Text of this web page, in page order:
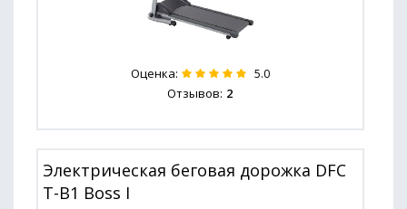
Оценка: 5.0
Отзывов: 2
Электрическая беговая дорожка DFC
T-B1 Boss I